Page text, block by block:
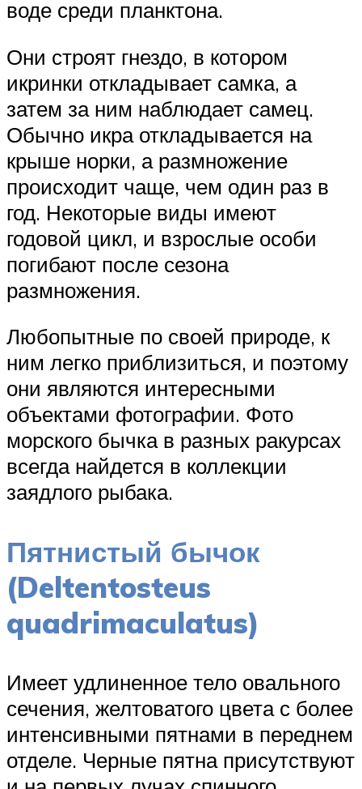
воде среди планктона.
Они строят гнездо, в котором
икринки откладывает самка, а
затем за ним наблюдает самец.
Обычно икра откладывается на
крыше норки, а размножение
происходит чаще, чем один раз в
год. Некоторые виды имеют
годовой цикл, и взрослые особи
погибают после сезона
размножения.
Любопытные по своей природе, к
ним легко приблизиться, и поэтому
они являются интересными
объектами фотографии. Фото
морского бычка в разных ракурсах
всегда найдется в коллекции
заядлого рыбака.
Пятнистый бычок
(Deltentosteus
quadrimaculatus)
Имеет удлиненное тело овального
сечения, желтоватого цвета с более
интенсивными пятнами в переднем
отделе. Черные пятна присутствуют